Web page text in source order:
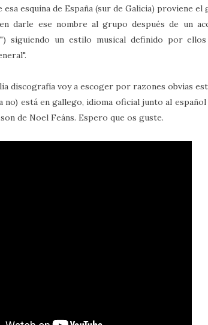
esa esquina de España (sur de Galicia) proviene el
darle ese nombre al grupo después de un
siguiendo un estilo musical definido por
discografía voy a escoger por razones obvias
está en gallego, idioma oficial junto al
de Noel Feáns. Espero que os guste.